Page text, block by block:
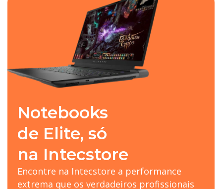
Notebooks
de Elite, só
na Intecstore
Encontre na Intecstore a performance
extrema que os verdadeiros profissionais